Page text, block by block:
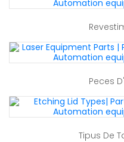
Peces
Tipus De